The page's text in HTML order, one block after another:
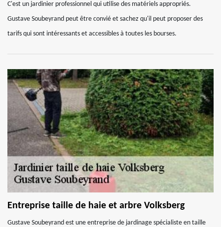
C'est un jardinier professionnel qui utilise des matériels appropriés.
Gustave Soubeyrand peut être convié et sachez qu'il peut proposer des
tarifs qui sont intéressants et accessibles à toutes les bourses.
Entreprise taille de haie et arbre Volksberg
Gustave Soubeyrand est une entreprise de jardinage spécialiste en taille